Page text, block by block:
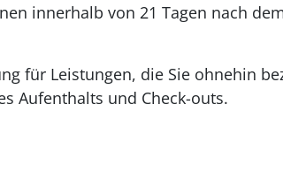
innerhalb von 21 Tagen nach
für Leistungen, die Sie ohnehin
Aufenthalts und Check-outs.